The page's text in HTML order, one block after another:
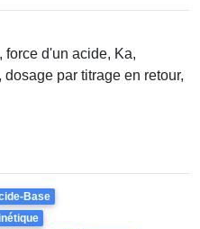
force d'un acide, Ka,
par titrage en retour,
Base